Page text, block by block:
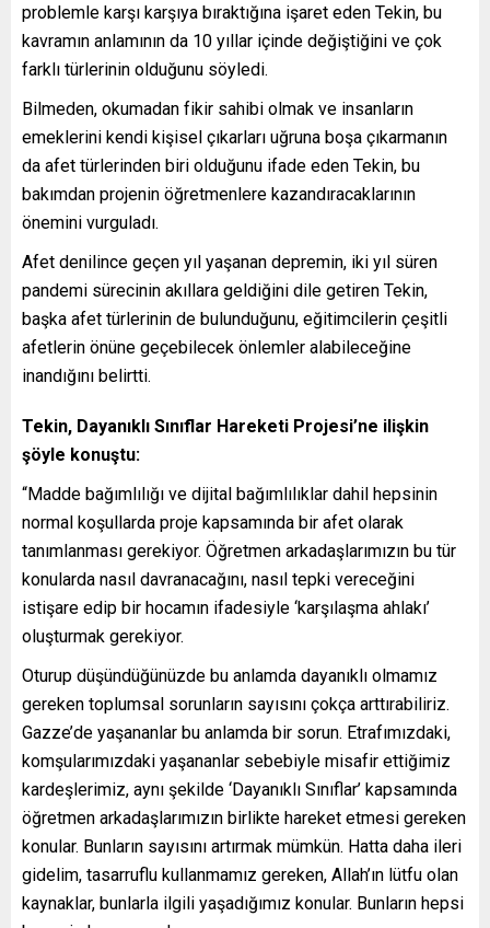
problemle karşı karşıya bıraktığına işaret eden Tekin, bu
kavramın anlamının da 10 yıllar içinde değiştiğini ve çok
farklı türlerinin olduğunu söyledi.
Bilmeden, okumadan fikir sahibi olmak ve insanların
emeklerini kendi kişisel çıkarları uğruna boşa çıkarmanın
da afet türlerinden biri olduğunu ifade eden Tekin, bu
bakımdan projenin öğretmenlere kazandıracaklarının
önemini vurguladı.
Afet denilince geçen yıl yaşanan depremin, iki yıl süren
pandemi sürecinin akıllara geldiğini dile getiren Tekin,
başka afet türlerinin de bulunduğunu, eğitimcilerin çeşitli
afetlerin önüne geçebilecek önlemler alabileceğine
inandığını belirtti.
Tekin, Dayanıklı Sınıflar Hareketi Projesi’ne ilişkin
şöyle konuştu:
“Madde bağımlılığı ve dijital bağımlılıklar dahil hepsinin
normal koşullarda proje kapsamında bir afet olarak
tanımlanması gerekiyor. Öğretmen arkadaşlarımızın bu tür
konularda nasıl davranacağını, nasıl tepki vereceğini
istişare edip bir hocamın ifadesiyle ‘karşılaşma ahlakı’
oluşturmak gerekiyor.
Oturup düşündüğünüzde bu anlamda dayanıklı olmamız
gereken toplumsal sorunların sayısını çokça arttırabiliriz.
Gazze’de yaşananlar bu anlamda bir sorun. Etrafımızdaki,
komşularımızdaki yaşananlar sebebiyle misafir ettiğimiz
kardeşlerimiz, aynı şekilde ‘Dayanıklı Sınıflar’ kapsamında
öğretmen arkadaşlarımızın birlikte hareket etmesi gereken
konular. Bunların sayısını artırmak mümkün. Hatta daha ileri
gidelim, tasarruflu kullanmamız gereken, Allah’ın lütfu olan
kaynaklar, bunlarla ilgili yaşadığımız konular. Bunların hepsi